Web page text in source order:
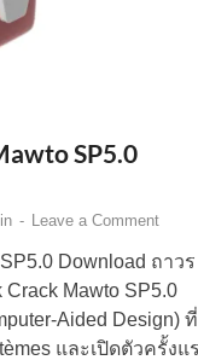
SP5.0
- Leave a Comment
Download ถาวร
Mawto SP5.0
Aided Design) ที่
และเปิดตัวครั้งแ